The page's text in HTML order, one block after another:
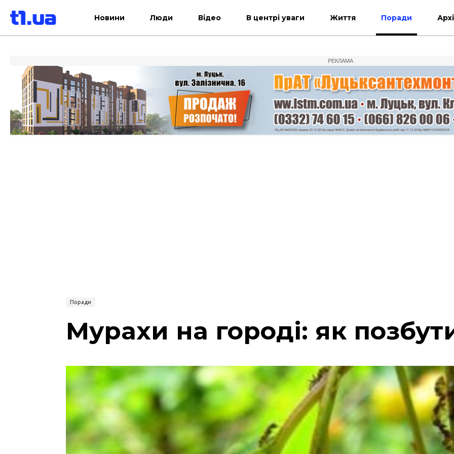
Новини Люди Відео В центрі уваги Життя Поради
РЕКЛАМА
Поради
Мурахи на городі: як